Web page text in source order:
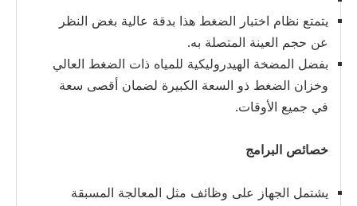
يتمتع نظام اختبار الضغط هذا بدقة عالية بغض النظر
عن حجم العينة المتصلة به.
بفضل المضخة الهيدروليكية للمياه ذات الضغط العالي
وخزان الضغط ذو السعة الكبيرة لضمان أقصى سعة
في جميع الأوقات.
خصائص البرامج
يشتمل الجهاز على وظائف مثل المعالجة المسبقة